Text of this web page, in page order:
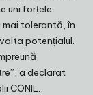
uni forțele
tolerantă, în
potențialul.
a declarat
CONIL.